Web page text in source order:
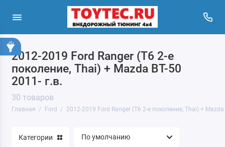
2012-2019 Ford Ranger (T6 2-е
поколение, Thai) + Mazda BT-50
2011- г.в.
30 товаров
Главная Ford 2012-2019 Ford Ranger (T6 2-е поколение, Thai) + Mazda
Категории